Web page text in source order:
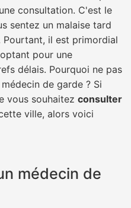
consultation. C'est le
sentez un malaise tard
Pourtant, il est primordial
pour une
délais. Pourquoi ne pas
de garde ? Si
vous souhaitez consulter
ville, alors voici
médecin de